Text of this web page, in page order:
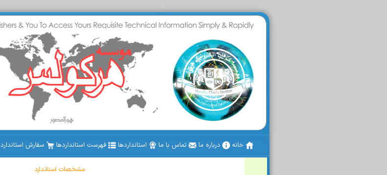
خانه درباره ما تماس با ما استانداردها فهرست استانداردها سفارش استاندارد
مشخصات استاندارد